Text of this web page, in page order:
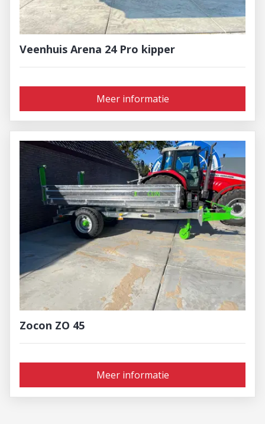
Veenhuis Arena 24 Pro kipper
Meer informatie
Zocon ZO 45
Meer informatie